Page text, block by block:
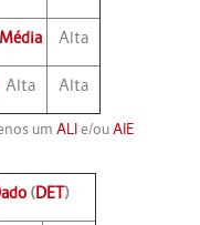
Média Alta
Alta Alta
um ALIe/ouAIE
(DET)